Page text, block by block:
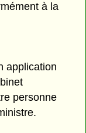
à la
application
personne